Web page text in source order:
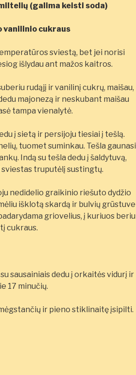
(galima keisti soda)
vanilinio cukraus
sviestą, bet jei norisi
išlydau ant mažos kaitros.
rudąjį ir vanilinį cukrų, maišau,
majonezą ir neskubant maišau
tampa vienalytė.
į sietą ir persijoju tiesiai į tešlą.
tuomet suminkau. Tešla gaunasi
Indą su tešla dedu į šaldytuvą,
sviestas truputėlį sustingtų.
nedidelio graikinio riešuto dydžio
išklotą skardą ir bulvių grūstuve
griovelius, į kuriuos beriu
cukraus.
sausainiais dedu į orkaitės vidurį ir
17 minučių.
ir pieno stiklinaitę įsipilti.